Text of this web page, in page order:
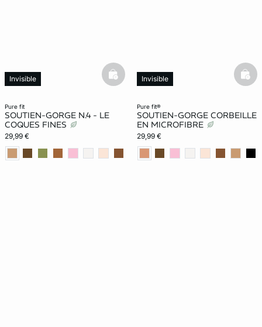
pure fit
SOUTIEN-GORGE N.4 - LE
COQUES FINES
29,99 €
Invisible
basketfull
pure fit®
SOUTIEN-GORGE CORBEILLE
EN MICROFIBRE
29,99 €
Invisible